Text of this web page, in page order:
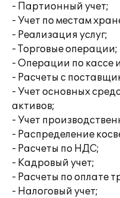
- Партионный учет;
- Учет по местам
- Реализация услуг;
- Торговые операции;
- Операции по кассе
- Расчеты с
- Учет основных
активов;
- Учет
- Распределение
- Расчеты по НДС;
- Кадровый учет;
- Расчеты по оплате
- Налоговый учет;